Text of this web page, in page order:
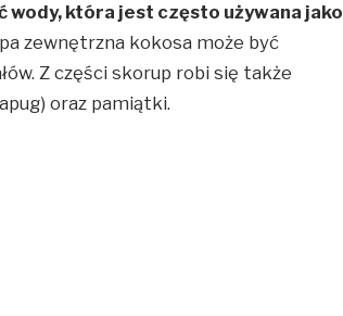
wody, która jest często używana jako
zewnętrzna kokosa może być
Z części skorup robi się także
oraz pamiątki.